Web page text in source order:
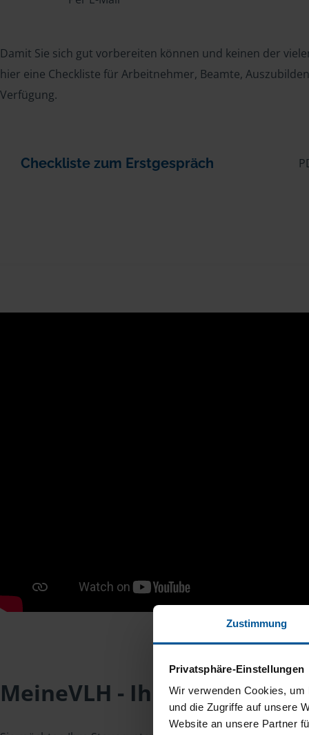
Zustimmung
Privatsphäre-Einstellungen
Wir verwenden Cookies,
und die Zugriffe auf unsere
Website an unsere Partner
Damit Sie sich gut vorbereiten können und keinen der
hier eine Checkliste für Arbeitnehmer, Beamte,
Verfügung.
Checkliste zum Erstgespräch
MeineVLH - Ihr